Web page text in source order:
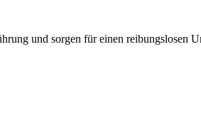
und sorgen für einen reibungslosen